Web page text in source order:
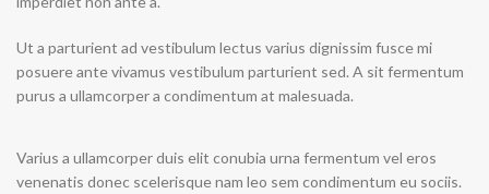
Ut a parturient ad vestibulum lectus varius dignissim fusce mi
posuere ante vivamus vestibulum parturient sed. A sit fermentum
purus a ullamcorper a condimentum at malesuada.
Varius a ullamcorper duis elit conubia urna fermentum vel eros
venenatis donec scelerisque nam leo sem condimentum eu sociis.